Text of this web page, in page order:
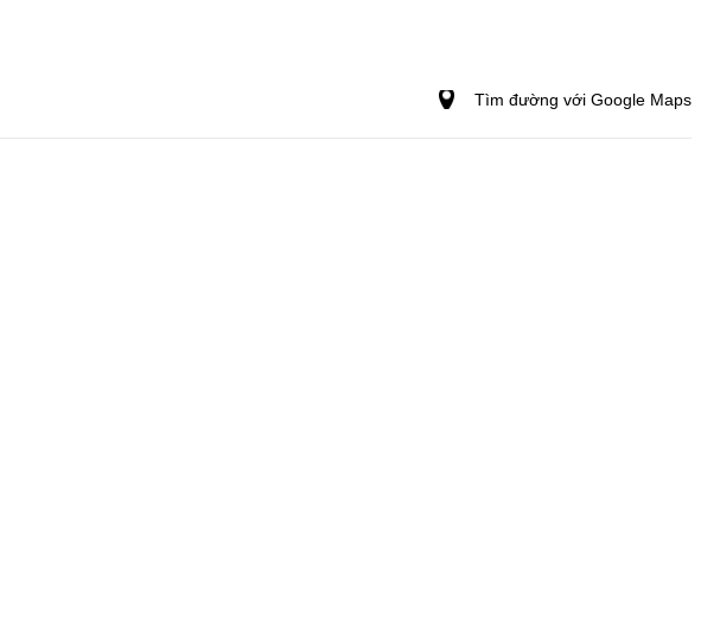
Tìm đường với Google Maps